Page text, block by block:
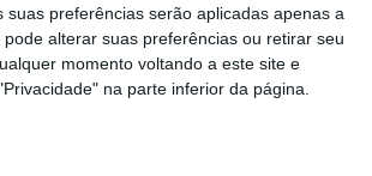
suas preferências serão aplicadas apenas a
pode alterar suas preferências ou retirar seu
momento voltando a este site e
na parte inferior da página.
conta, às reportagens e
que mostram o outro lado da